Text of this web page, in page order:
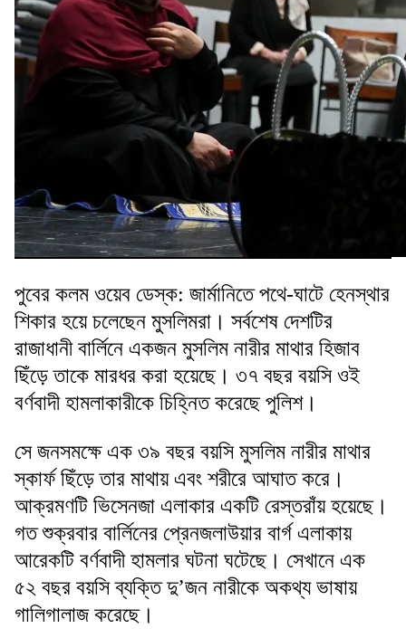
পুবের কলম ওয়েব ডেস্ক: জার্মানিতে পথে-ঘাটে হেনস্থার
শিকার হয়ে চলেছেন মুসলিমরা। সর্বশেষ দেশটির
রাজাধানী বার্লিনে একজন মুসলিম নারীর মাথার হিজাব
ছিঁড়ে তাকে মারধর করা হয়েছে। ৩৭ বছর বয়সি ওই
বর্ণবাদী হামলাকারীকে চিহ্নিত করেছে পুলিশ।
সে জনসমক্ষে এক ৩৯ বছর বয়সি মুসলিম নারীর মাথার
স্কার্ফ ছিঁড়ে তার মাথায় এবং শরীরে আঘাত করে।
আক্রমণটি ভিসেনজা এলাকার একটি রেস্তরাঁয় হয়েছে।
গত শুক্রবার বার্লিনের প্রেনজলাউয়ার বার্গ এলাকায়
আরেকটি বর্ণবাদী হামলার ঘটনা ঘটেছে। সেখানে এক
৫২ বছর বয়সি ব্যক্তি দু’জন নারীকে অকথ্য ভাষায়
গালিগালাজ করেছে।